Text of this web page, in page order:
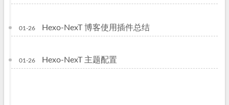
01-26 Hexo-NexT 博客使用插件总结
01-26 Hexo-NexT 主题配置